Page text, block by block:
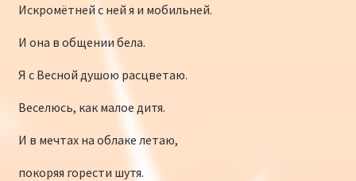
Искромётней с ней я и мобильней.
И она в общении бела.
Я с Весной душою расцветаю.
Веселюсь, как малое дитя.
И в мечтах на облаке летаю,
покоряя горести шутя.